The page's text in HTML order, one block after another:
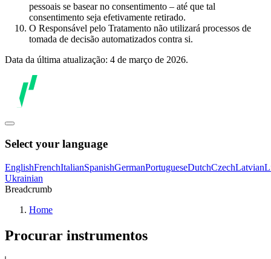
pessoais se basear no consentimento – até que tal
consentimento seja efetivamente retirado.
O Responsável pelo Tratamento não utilizará processos de
tomada de decisão automatizados contra si.
Data da última atualização: 4 de março de 2026.
Select your language
EnglishFrenchItalianSpanishGermanPortugueseDutchCzechLatvian
Ukrainian
Breadcrumb
Home
Procurar instrumentos